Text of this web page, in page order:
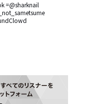
=@sharknail